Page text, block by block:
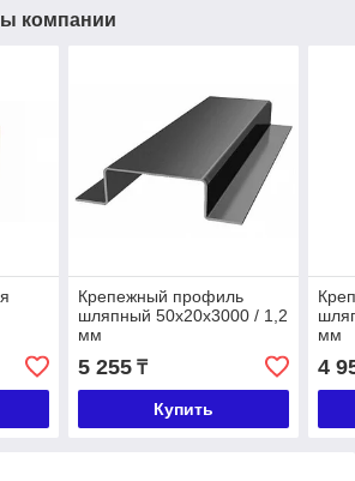
компании
Крепежный профиль
шляпный 50х20х3000 / 1,2
мм
5 255₸
Купить
мм
4